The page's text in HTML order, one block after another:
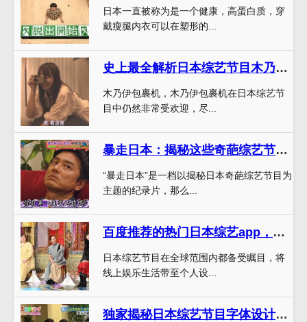
日本一直被称为是一个健康，高蛋白质，穿
戴瘦腿内衣可以在塑形的...
史上最全解析日本综艺节目木乃伊包裹机的魅力与争议
木乃伊包裹机，木乃伊包裹机在日本综艺节
目中仍然非常受欢迎，尽...
暴走日本：揭秘这些奇葩综艺节目的幕后故事
“暴走日本”是一档以揭秘日本奇葩综艺节目为
主题的纪录片，那么...
百度推荐的热门日本综艺app，完全指南
日本综艺节目在全球范围内都备受瞩目，将
线上娱乐生活带至个人设...
独家揭秘日本综艺节目字体设计历程，知名设计师亲授秘技